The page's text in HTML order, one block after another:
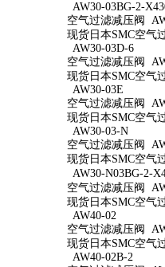
AW30-03BG-2-
空气过滤减压阀
现货日本SMC空气
AW30-03D-6
空气过滤减压阀
现货日本SMC空气
AW30-03E
空气过滤减压阀
现货日本SMC空气
AW30-03-N
空气过滤减压阀
现货日本SMC空气
AW30-N03BG-2-
空气过滤减压阀
现货日本SMC空气
AW40-02
空气过滤减压阀
现货日本SMC空气
AW40-02B-2